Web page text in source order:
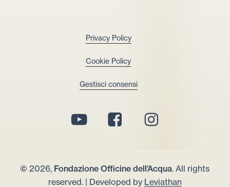
Privacy Policy
Cookie Policy
Gestisci consensi
©2026, Fondazione Officine dell’Acqua. All rights
reserved. | Developed by Leviathan